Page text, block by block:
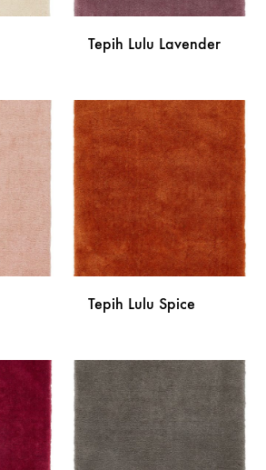
DODAJ
NA
LISTU
ŽELJA
Tepih Lulu Lavender
NA
LISTU
ŽELJA
DODAJ
NA
LISTU
ŽELJA
Tepih Lulu Spice
NA
LISTU
ŽELJA